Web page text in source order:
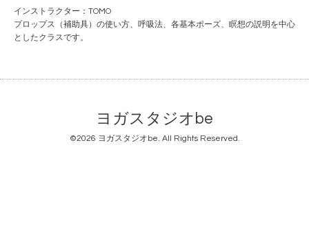
インストラクター：TOMO
プロップス（補助具）の使い方、呼吸法、各基本ポーズ、瞑想の説明を中心
としたクラスです。
ヨガスタジオbe
©2026 ヨガスタジオbe. All Rights Reserved.